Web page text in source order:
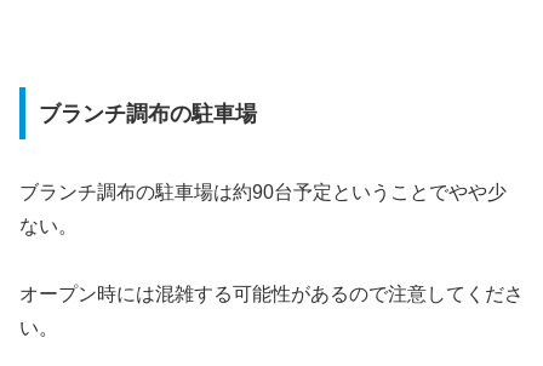
ブランチ調布の駐車場
ブランチ調布の駐車場は約90台予定ということでやや少
ない。
オープン時には混雑する可能性があるので注意してくださ
い。